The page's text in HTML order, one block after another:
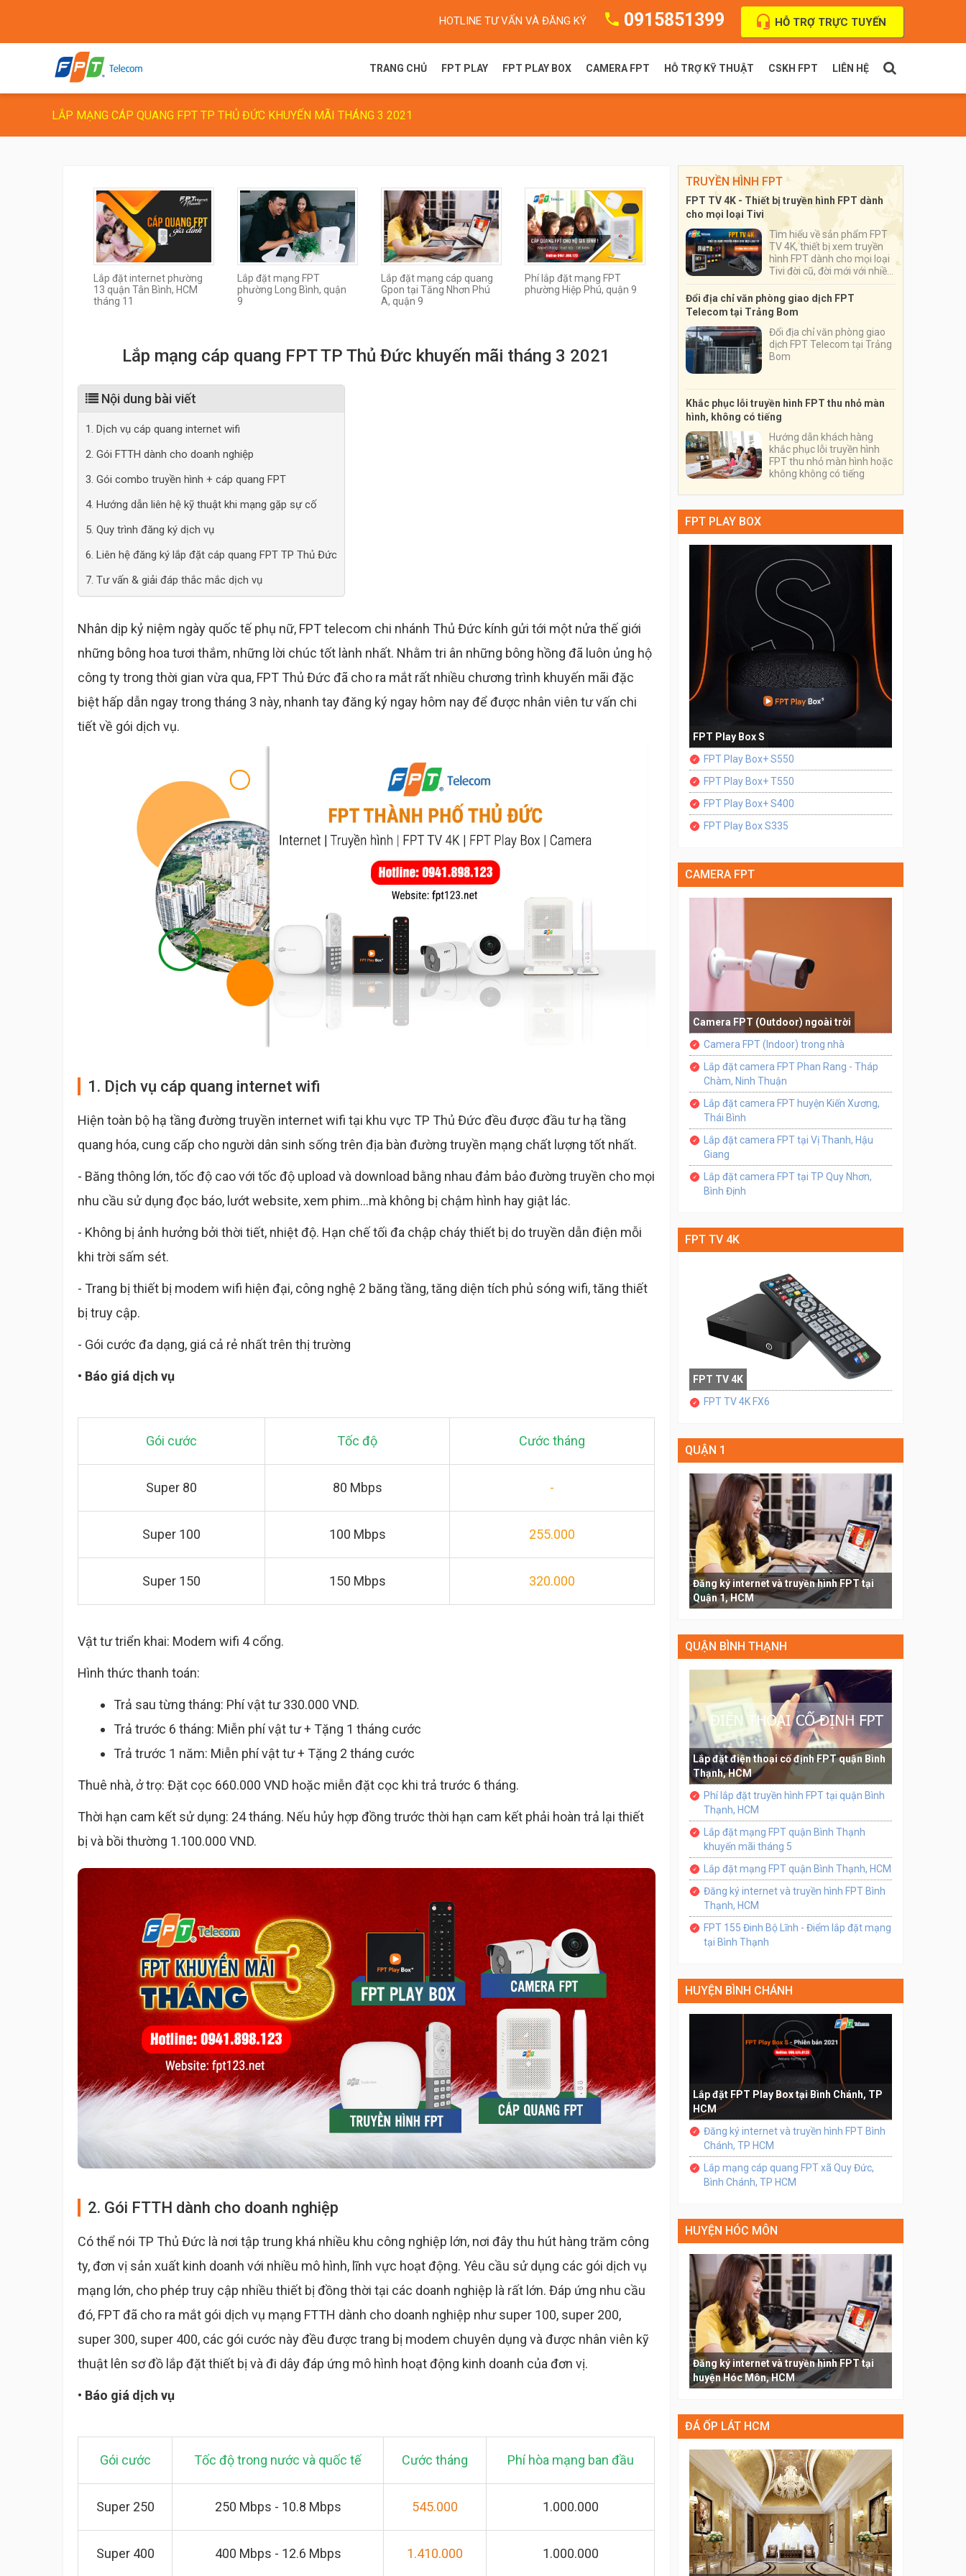
HOTLINE TƯ VẤN VÀ ĐĂNG KÝ 0915851399 HỖ TRỢ TRỰC TUYẾN
TRANG CHỦ FPT PLAY
Truyền hình FPT
FPT PLAY BOX
FPT Play Box+ S550
FPT Play Box+ S400
CAMERA FPT HỖ TRỢ KỸ THUẬT CSKH FPT LIÊN HỆ
LẮP MẠNG CÁP QUANG FPT TP THỦ ĐỨC KHUYẾN MÃI THÁNG 3 2021
Lắp đặt internet phường
13 quận Tân Bình, HCM
tháng 11
Lắp đặt mạng FPT
phường Long Bình, quận
9
Lắp đặt mạng cáp quang
Gpon tại Tăng Nhơn Phú
A, quận 9
Phí lắp đặt mạng FPT
phường Hiệp Phú, quận 9
Lắp mạng cáp quang FPT TP Thủ Đức khuyến mãi tháng 3 2021
Nội dung bài viết
1. Dịch vụ cáp quang internet wifi
2. Gói FTTH dành cho doanh nghiệp
3. Gói combo truyền hình + cáp quang FPT
4. Hướng dẫn liên hệ kỹ thuật khi mạng gặp sự cố
5. Quy trình đăng ký dịch vụ
6. Liên hệ đăng ký lắp đặt cáp quang FPT TP Thủ Đức
7. Tư vấn & giải đáp thắc mắc dịch vụ
Nhân dịp kỷ niệm ngày quốc tế phụ nữ, FPT telecom chi nhánh Thủ Đức kính gửi tới một nửa thế giới
những bông hoa tươi thắm, những lời chúc tốt lành nhất. Nhằm tri ân những bông hồng đã luôn ủng hộ
công ty trong thời gian vừa qua, FPT Thủ Đức đã cho ra mắt rất nhiều chương trình khuyến mãi đặc
biệt hấp dẫn ngay trong tháng 3 này, nhanh tay đăng ký ngay hôm nay để được nhân viên tư vấn chi
tiết về gói dịch vụ.
1. Dịch vụ cáp quang internet wifi
Hiện toàn bộ hạ tầng đường truyền internet wifi tại khu vực TP Thủ Đức đều được đầu tư hạ tầng
quang hóa, cung cấp cho người dân sinh sống trên địa bàn đường truyền mạng chất lượng tốt nhất.
- Băng thông lớn, tốc độ cao với tốc độ upload và download bằng nhau đảm bảo đường truyền cho mọi
nhu cầu sử dụng đọc báo, lướt website, xem phim...mà không bị chậm hình hay giật lác.
- Không bị ảnh hưởng bởi thời tiết, nhiệt độ. Hạn chế tối đa chập cháy thiết bị do truyền dẫn điện mỗi
khi trời sấm sét.
- Trang bị thiết bị modem wifi hiện đại, công nghệ 2 băng tầng, tăng diện tích phủ sóng wifi, tăng thiết
bị truy cập.
- Gói cước đa dạng, giá cả rẻ nhất trên thị trường
• Báo giá dịch vụ
Gói cước Tốc độ Cước tháng
Super 80 80 Mbps -
Super 100 100 Mbps 255.000
Super 150 150 Mbps 320.000
Vật tư triển khai: Modem wifi 4 cổng.
Hình thức thanh toán:
Trả sau từng tháng: Phí vật tư 330.000 VND.
Trả trước 6 tháng: Miễn phí vật tư + Tặng 1 tháng cước
Trả trước 1 năm: Miễn phí vật tư + Tặng 2 tháng cước
Thuê nhà, ở trọ: Đặt cọc 660.000 VND hoặc miễn đặt cọc khi trả trước 6 tháng.
Thời hạn cam kết sử dụng: 24 tháng. Nếu hủy hợp đồng trước thời hạn cam kết phải hoàn trả lại thiết
bị và bồi thường 1.100.000 VND.
2. Gói FTTH dành cho doanh nghiệp
Có thể nói TP Thủ Đức là nơi tập trung khá nhiều khu công nghiệp lớn, nơi đây thu hút hàng trăm công
ty, đơn vị sản xuất kinh doanh với nhiều mô hình, lĩnh vực hoạt động. Yêu cầu sử dụng các gói dịch vụ
mạng lớn, cho phép truy cập nhiều thiết bị đồng thời tại các doanh nghiệp là rất lớn. Đáp ứng nhu cầu
đó, FPT đã cho ra mắt gói dịch vụ mạng FTTH dành cho doanh nghiệp như super 100, super 200,
super 300, super 400, các gói cước này đều được trang bị modem chuyên dụng và được nhân viên kỹ
thuật lên sơ đồ lắp đặt thiết bị và đi dây đáp ứng mô hình hoạt động kinh doanh của đơn vị.
• Báo giá dịch vụ
Gói cước Tốc độ trong nước và quốc tế Cước tháng Phí hòa mạng ban đầu
Super 250 250 Mbps - 10.8 Mbps 545.000 1.000.000
Super 400 400 Mbps - 12.6 Mbps 1.410.000 1.000.000
TRUYỀN HÌNH FPT
FPT TV 4K - Thiết bị truyền hình FPT dành
cho mọi loại Tivi
Tìm hiểu về sản phẩm FPT
TV 4K, thiết bị xem truyền
hình FPT dành cho mọi loại
Tivi đời cũ, đời mới với nhiều
kênh truyền hình lên tới hơn
200 kênh
Đổi địa chỉ văn phòng giao dịch FPT
Telecom tại Trảng Bom
Đổi địa chỉ văn phòng giao
dịch FPT Telecom tại Trảng
Bom
Khắc phục lỗi truyền hình FPT thu nhỏ màn
hình, không có tiếng
Hướng dẫn khách hàng
khắc phục lỗi truyền hình
FPT thu nhỏ màn hình hoặc
không không có tiếng
FPT PLAY BOX
FPT Play Box S
FPT Play Box+ S550
FPT Play Box+ T550
FPT Play Box+ S400
FPT Play Box S335
CAMERA FPT
Camera FPT (Outdoor) ngoài trời
Camera FPT (Indoor) trong nhà
Lắp đặt camera FPT Phan Rang - Tháp
Chàm, Ninh Thuận
Lắp đặt camera FPT huyện Kiến Xương,
Thái Bình
Lắp đặt camera FPT tại Vị Thanh, Hậu
Giang
Lắp đặt camera FPT tại TP Quy Nhơn,
Bình Định
FPT TV 4K
FPT TV 4K
FPT TV 4K FX6
QUẬN 1
Đăng ký internet và truyền hình FPT tại
Quận 1, HCM
QUẬN BÌNH THẠNH
Lắp đặt điện thoại cố định FPT quận Bình
Thạnh, HCM
Phí lắp đặt truyền hình FPT tại quận Bình
Thạnh, HCM
Lắp đặt mạng FPT quận Bình Thạnh
khuyến mãi tháng 5
Lắp đặt mạng FPT quận Bình Thạnh, HCM
Đăng ký internet và truyền hình FPT Bình
Thạnh, HCM
FPT 155 Đinh Bộ Lĩnh - Điểm lắp đặt mạng
tại Bình Thạnh
HUYỆN BÌNH CHÁNH
Lắp đặt FPT Play Box tại Bình Chánh, TP
HCM
Đăng ký internet và truyền hình FPT Bình
Chánh, TP HCM
Lắp mạng cáp quang FPT xã Quy Đức,
Bình Chánh, TP HCM
HUYỆN HÓC MÔN
Đăng ký internet và truyền hình FPT tại
huyện Hóc Môn, HCM
ĐÁ ỐP LÁT HCM